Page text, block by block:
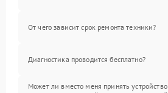
От чего зависит срок ремонта техники?
Диагностика проводится бесплатно?
Может ли вместо меня принять устройство